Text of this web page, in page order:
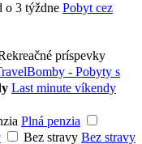
o 3 týždne Pobyt cez
príspevky
- Pobyty s
Last minute víkendy
Plná penzia
Bez stravy Bez stravy